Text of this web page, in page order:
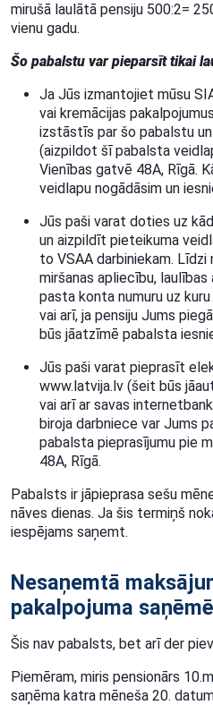
mirušā laulātā pensiju 500:2=
vienu gadu.
Šo pabalstu var pieparsīt tikai
Ja Jūs izmantojiet mūsu
vai kremācijas
izstāstīs par šo pabalstu
(aizpildot šī pabalsta
Vienības gatvē 48A, Rīgā.
veidlapu nogādāsim un
Jūs paši varat doties uz
un aizpildīt pieteikuma
to VSAA darbiniekam.
miršanas apliecību,
pasta konta numuru uz
vai arī, ja pensiju Jums
būs jāatzīmē pabalsta
Jūs paši varat pieprasīt
www.latvija.lv (šeit būs
vai arī ar savas
biroja darbniece var Jums
pabalsta pieprasījumu pie
48A, Rīgā.
Pabalsts ir jāpieprasa sešu
nāves dienas. Ja šis termiņš
iespējams saņemt.
Nesaņemtā
pakalpojuma
Šis nav pabalsts, bet arī der
Piemēram, miris pensionārs
saņēma katra mēneša 20.